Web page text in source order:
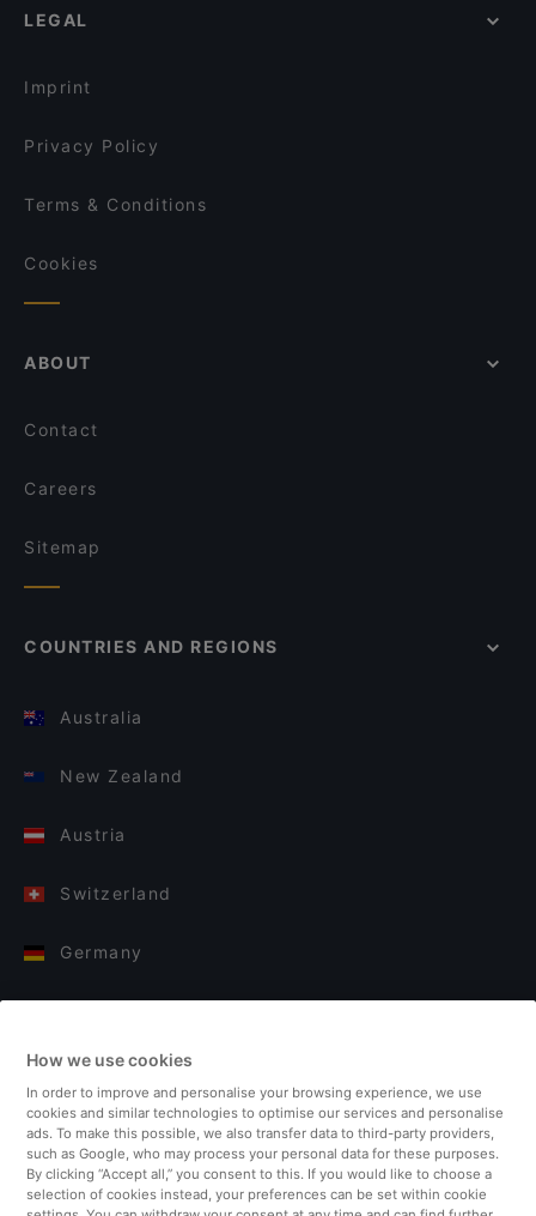
Victors Krog
Momentine Wine Bar
Ekberg
LEGAL
Imprint
Privacy Policy
Terms & Conditions
Cookies
ABOUT
Contact
Careers
Sitemap
COUNTRIES AND REGIONS
Australia
New Zealand
Austria
Switzerland
Germany
Finland
United Kingdom
Turkey
How we use cookies
In order to improve and personalise your browsing experience, we use
cookies and similar technologies to optimise our services and personalise
ads. To make this possible, we also transfer data to third-party providers,
such as Google, who may process your personal data for these purposes.
By clicking “Accept all,” you consent to this. If you would like to choose a
selection of cookies instead, your preferences can be set within cookie